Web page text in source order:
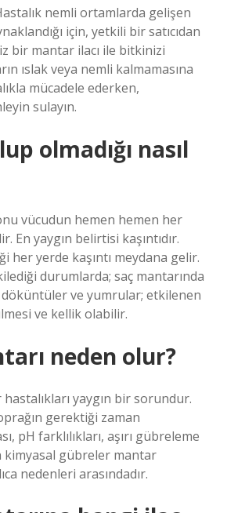
nemli ortamlarda gelişen
için, yetkili bir satıcıdan
bir mantar ilacı ile bitkinizi
ıslak veya nemli kalmamasına
mücadele ederken,
sulayın.
olmadığı nasıl
vücudun hemen hemen her
En yaygın belirtisi kaşıntıdır.
her yerde kaşıntı meydana gelir.
durumlarda; saç mantarında
döküntüler ve yumrular; etkilenen
ve kellik olabilir.
neden olur?
yaygın bir sorundur.
gerektiği zaman
pH farklılıkları, aşırı gübreleme
gübreler mantar
nedenleri arasındadır.